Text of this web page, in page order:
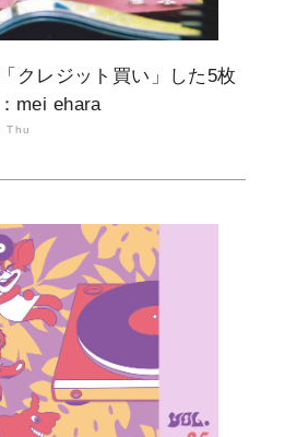
クレジット買い」した5枚
mei ehara
Thu